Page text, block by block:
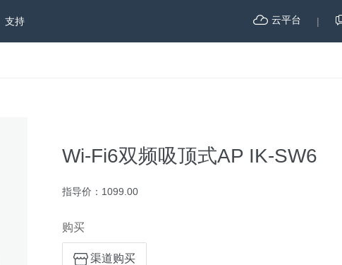
支持 云平台 |
Wi-Fi6双频吸顶式AP IK-SW6
指导价：1099.00
购买
渠道购买